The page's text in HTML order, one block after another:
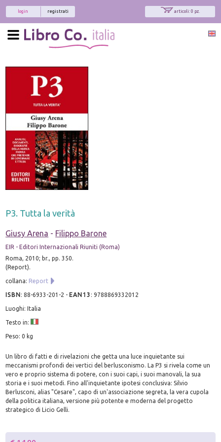
articoli: 0 pz.
registrati
login
P3. Tutta la verità
Giusy Arena - Filippo Barone
EIR - Editori Internazionali Riuniti (Roma)
Roma, 2010; br., pp. 350.
(Report).
collana: Report
ISBN:88-6933-201-2 - EAN13 :9788869332012
Luoghi: Italia
Testo in:
Peso: 0 kg
Un libro di fatti e di rivelazioni che getta una luce inquietante sui
meccanismi profondi dei vertici del berlusconismo. La P3 si rivela come un
vero e proprio sistema di potere, con i suoi capi, i suoi manovali, la sua
storia e i suoi metodi. Fino all'inquietante ipotesi conclusiva: Silvio
Berlusconi, alias "Cesare", capo di un'associazione segreta, la vera cupola
della politica italiana, versione più potente e moderna del progetto
strategico di Licio Gelli.